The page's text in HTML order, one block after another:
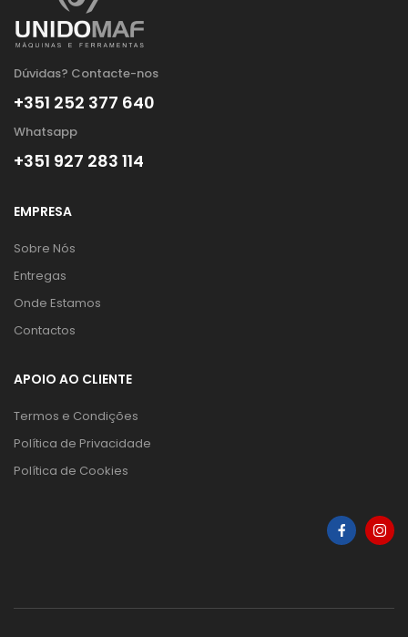
Dúvidas? Contacte-nos
+351 252 377 640
Whatsapp
+351 927 283 114
EMPRESA
Sobre Nós
Entregas
Onde Estamos
Contactos
APOIO AO CLIENTE
Termos e Condições
Política de Privacidade
Política de Cookies